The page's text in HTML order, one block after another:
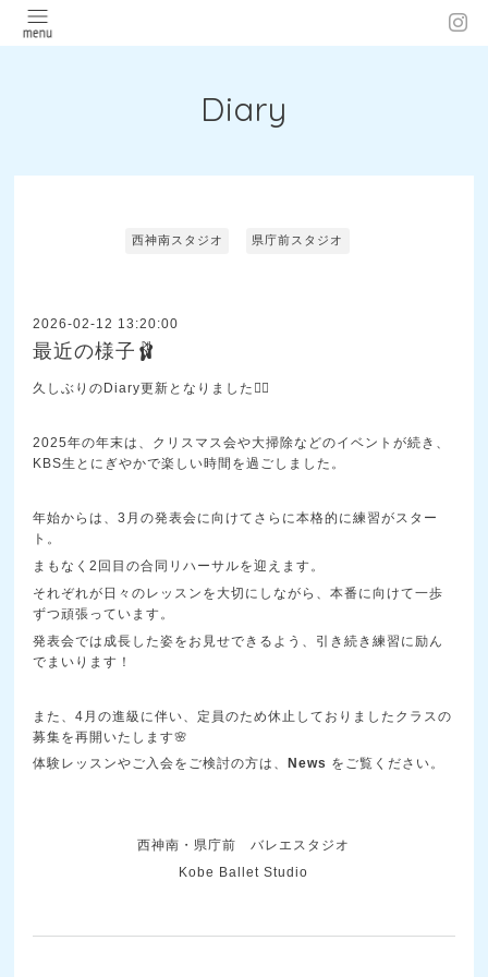
Diary
西神南スタジオ 県庁前スタジオ
2026-02-12 13:20:00
最近の様子🩰
久しぶりのDiary更新となりました🙇‍♀️
2025年の年末は、クリスマス会や大掃除などのイベントが続き、
KBS生とにぎやかで楽しい時間を過ごしました。
年始からは、3月の発表会に向けてさらに本格的に練習がスター
ト。
まもなく2回目の合同リハーサルを迎えます。
それぞれが日々のレッスンを大切にしながら、本番に向けて一歩
ずつ頑張っています。
発表会では成長した姿をお見せできるよう、引き続き練習に励ん
でまいります！
また、4月の進級に伴い、定員のため休止しておりましたクラスの
募集を再開いたします🌸
体験レッスンやご入会をご検討の方は、
News をご覧ください。
西神南・県庁前 バレエスタジオ
Kobe Ballet Studio